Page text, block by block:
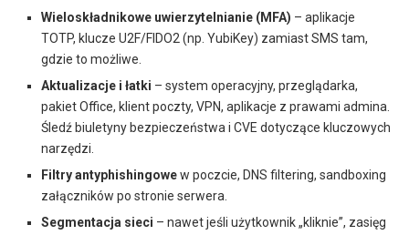
Wieloskładnikowe uwierzytelnianie (MFA) – aplikacje
TOTP, klucze U2F/FIDO2 (np. YubiKey) zamiast SMS tam,
gdzie to możliwe.
Aktualizacje i łatki – system operacyjny, przeglądarka,
pakiet Office, klient poczty, VPN, aplikacje z prawami admina.
Śledź biuletyny bezpieczeństwa i CVE dotyczące kluczowych
narzędzi.
Filtry antyphishingowew poczcie, DNS filtering, sandboxing
załączników po stronie serwera.
Segmentacja sieci – nawet jeśli użytkownik „kliknie”, zasięg